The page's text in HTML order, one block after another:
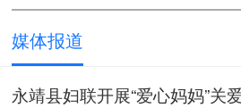
媒体报道
永靖县妇联开展“爱心妈妈”关